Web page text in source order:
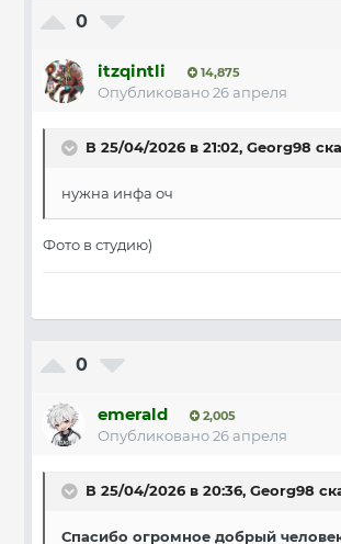
0
itzqintli 14,875
Опубликовано26 апреля
В 25/04/2026 в 21:02, Georg98
нужна инфа оч
Фото в студию)
0
emerald 2,005
Опубликовано26 апреля
В 25/04/2026 в 20:36, Georg98
Спасибо огромное добрый